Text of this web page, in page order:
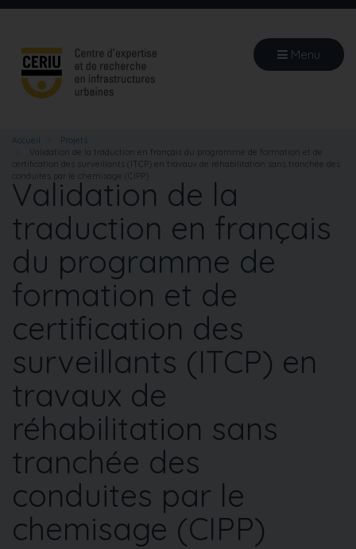
Aller
principal
Menu
Accueil
Projets
Validation de la traduction en français du programme de formation et de
certification des surveillants (ITCP) en travaux de réhabilitation sans tranchée des
conduites par le chemisage (CIPP)
Validation de la
traduction en français
du programme de
formation et de
certification des
surveillants (ITCP) en
travaux de
réhabilitation sans
tranchée des
conduites par le
chemisage (CIPP)